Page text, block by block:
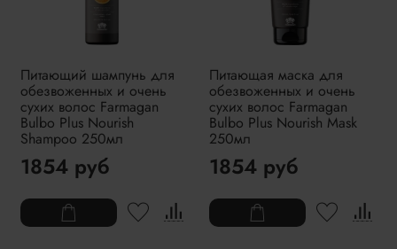
Питающий шампунь для
обезвоженных и очень
сухих волос Farmagan
Bulbo Plus Nourish
Shampoo 250мл
1854 руб
Питающая маска для
обезвоженных и очень
сухих волос Farmagan
Bulbo Plus Nourish Mask
250мл
1854 руб